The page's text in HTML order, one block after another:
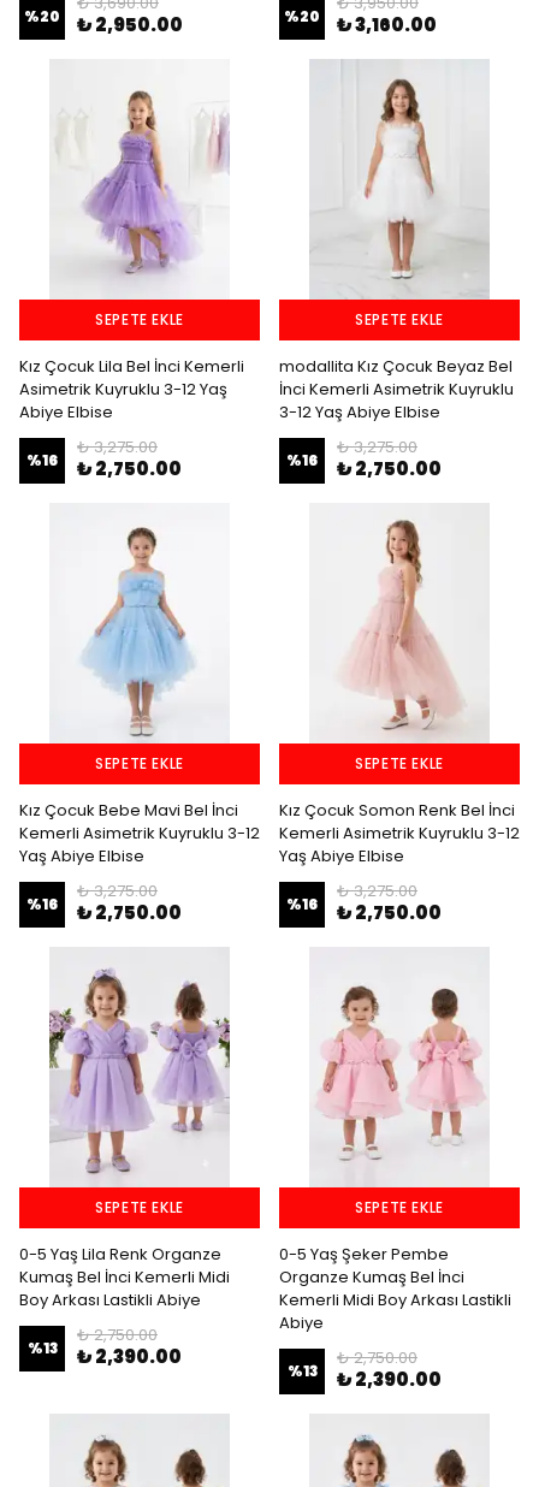
%20 ₺ 2,950.00 %20 ₺ 3,160.00
SEPETE EKLE
Kız Çocuk Lila Bel İnci Kemerli
Asimetrik Kuyruklu 3-12 Yaş
Abiye Elbise
%16
₺ 3,275.00
₺ 2,750.00
SEPETE EKLE
modallita Kız Çocuk Beyaz Bel
İnci Kemerli Asimetrik Kuyruklu
3-12 Yaş Abiye Elbise
%16
₺ 3,275.00
₺ 2,750.00
SEPETE EKLE
Kız Çocuk Bebe Mavi Bel İnci
Kemerli Asimetrik Kuyruklu 3-12
Yaş Abiye Elbise
%16
₺ 3,275.00
₺ 2,750.00
SEPETE EKLE
Kız Çocuk Somon Renk Bel İnci
Kemerli Asimetrik Kuyruklu 3-12
Yaş Abiye Elbise
%16
₺ 3,275.00
₺ 2,750.00
SEPETE EKLE
0-5 Yaş Lila Renk Organze
Kumaş Bel İnci Kemerli Midi
Boy Arkası Lastikli Abiye
%13
₺ 2,750.00
₺ 2,390.00
SEPETE EKLE
0-5 Yaş Şeker Pembe
Organze Kumaş Bel İnci
Kemerli Midi Boy Arkası Lastikli
Abiye
%13
₺ 2,750.00
₺ 2,390.00